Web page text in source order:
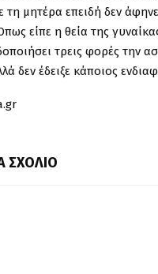
τη μητέρα επειδή δεν
είπε η θεία της
τρεις φορές την
δεν έδειξε κάποιος
ΣΧΌΛΙΟ